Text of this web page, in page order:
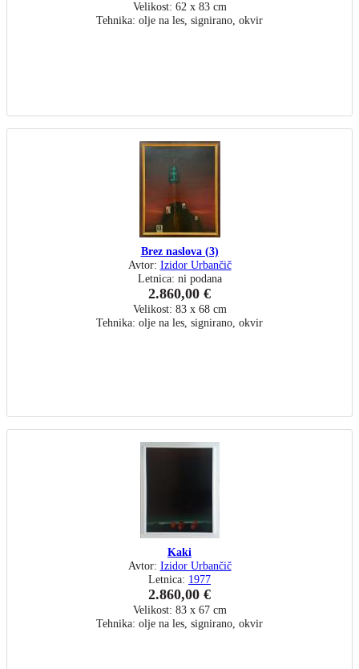
Velikost: 62 x 83 cm
Tehnika: olje na les, signirano, okvir
Brez naslova (3)
Avtor: Izidor Urbančič
Letnica: ni podana
2.860,00 €
Velikost: 83 x 68 cm
Tehnika: olje na les, signirano, okvir
Kaki
Avtor: Izidor Urbančič
Letnica: 1977
2.860,00 €
Velikost: 83 x 67 cm
Tehnika: olje na les, signirano, okvir